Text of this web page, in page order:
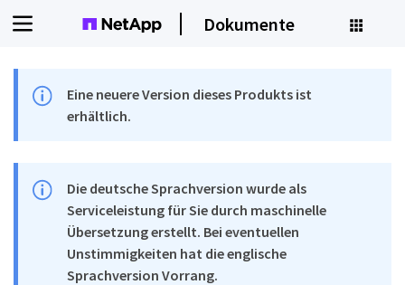
Dokumente
Eine neuere Version dieses Produkts ist
erhältlich.
Die deutsche Sprachversion wurde als
Serviceleistung für Sie durch maschinelle
Übersetzung erstellt. Bei eventuellen
Unstimmigkeiten hat die englische
Sprachversion Vorrang.